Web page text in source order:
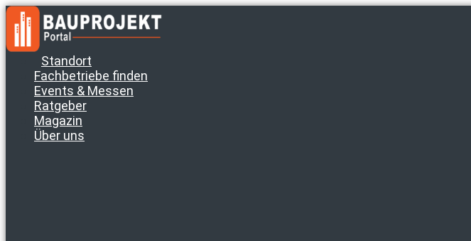
Zum
Inhalt
springen
Standort
Fachbetriebe finden
Events & Messen
Ratgeber
Magazin
Über uns